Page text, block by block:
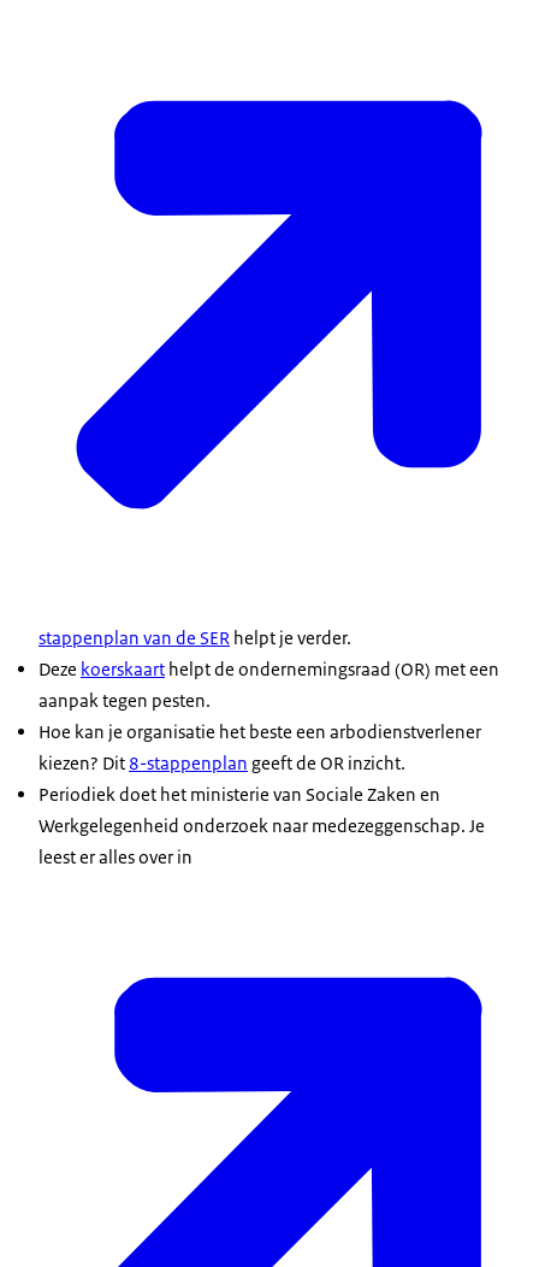
stappenplan van de SER helpt je verder.
Deze koerskaart helpt de ondernemingsraad (OR) met een
aanpak tegen pesten.
Hoe kan je organisatie het beste een arbodienstverlener
kiezen? Dit 8-stappenplan geeft de OR inzicht.
Periodiek doet het ministerie van Sociale Zaken en
Werkgelegenheid onderzoek naar medezeggenschap. Je
leest er alles over in